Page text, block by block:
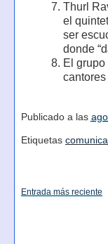
Thurl
el
ser
donde
El
Publicado a las
Etiquetas
Entrada más reciente